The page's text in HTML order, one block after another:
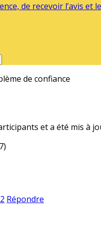
de recevoir l’avis et
de confiance
et a été mis à
Répondre